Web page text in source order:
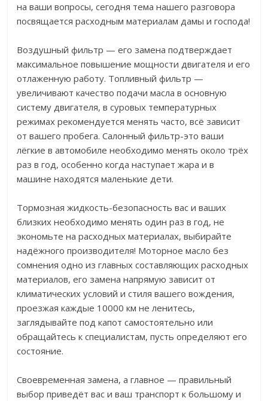
на ваши вопросы, сегодня тема нашего разговора
посвящается расходным материалам дамы и господа!
Воздушный фильтр — его замена подтверждает
максимальное повышение мощности двигателя и его
отлаженную работу. Топливный фильтр —
увеличивают качество подачи масла в основную
систему двигателя, в суровых температурных
режимах рекомендуется менять часто, всё зависит
от вашего пробега. Салонный фильтр-это ваши
лёгкие в автомобиле необходимо менять около трёх
раз в год, особенно когда наступает жара и в
машине находятся маленькие дети.
Тормозная жидкость-безопасность вас и ваших
близких необходимо менять один раз в год, не
экономьте на расходных материалах, выбирайте
надёжного производителя! Моторное масло без
сомнения одно из главных составляющих расходных
материалов, его замена напрямую зависит от
климатических условий и стиля вашего вождения,
проезжая каждые 10000 км не ленитесь,
заглядывайте под капот самостоятельно или
обращайтесь к специалистам, пусть определяют его
состояние.
Своевременная замена, а главное — правильный
выбор приведёт вас и ваш транспорт к большому и